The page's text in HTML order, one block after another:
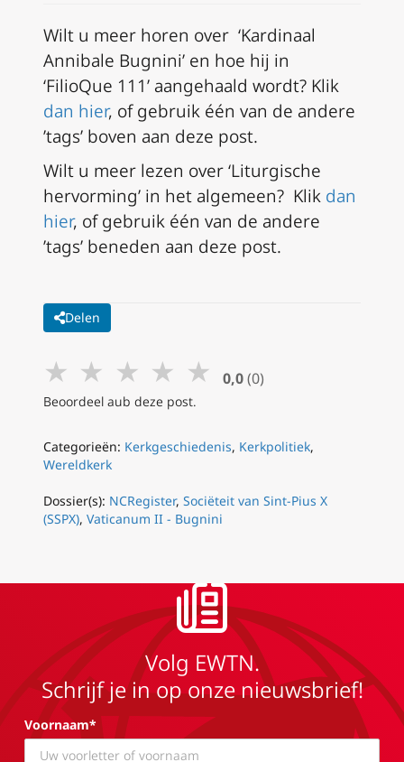
Wilt u meer horen over ‘Kardinaal
Annibale Bugnini’ en hoe hij in
‘FilioQue 111’ aangehaald wordt? Klik
dan hier, of gebruik één van de andere
’tags’ boven aan deze post.
Wilt u meer lezen over ‘Liturgische
hervorming’ in het algemeen? Klik dan
hier, of gebruik één van de andere
’tags’ beneden aan deze post.
Delen
★ ★ ★ ★ ★ 0,0 (0)
Beoordeel aub deze post.
Categorieën: Kerkgeschiedenis, Kerkpolitiek,
Wereldkerk
Dossier(s): NCRegister, Sociëteit van Sint-Pius X
(SSPX), Vaticanum II - Bugnini
Volg EWTN.
Schrijf je in op onze nieuwsbrief!
Voornaam*